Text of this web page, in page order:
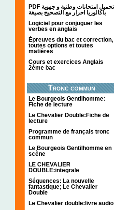
PDF تحميل امتحانات وطنية و جهوية
باكالوريا احرار مع التصحيح بصيغة
Logiciel pour conjuguer les
verbes en anglais
Épreuves du bac et correction,
toutes options et toutes
matières
Cours et exercices Anglais
2ème bac
Tronc commun
Le Bourgeois Gentilhomme:
Fiche de lecture
Le Chevalier Double:Fiche de
lecture
Programme de français tronc
commun
Le Bourgeois Gentilhomme en
scène
LE CHEVALIER
DOUBLE:integrale
Séquences: La nouvelle
fantastique; Le Chevalier
Double
Le Chevalier double:livre audio